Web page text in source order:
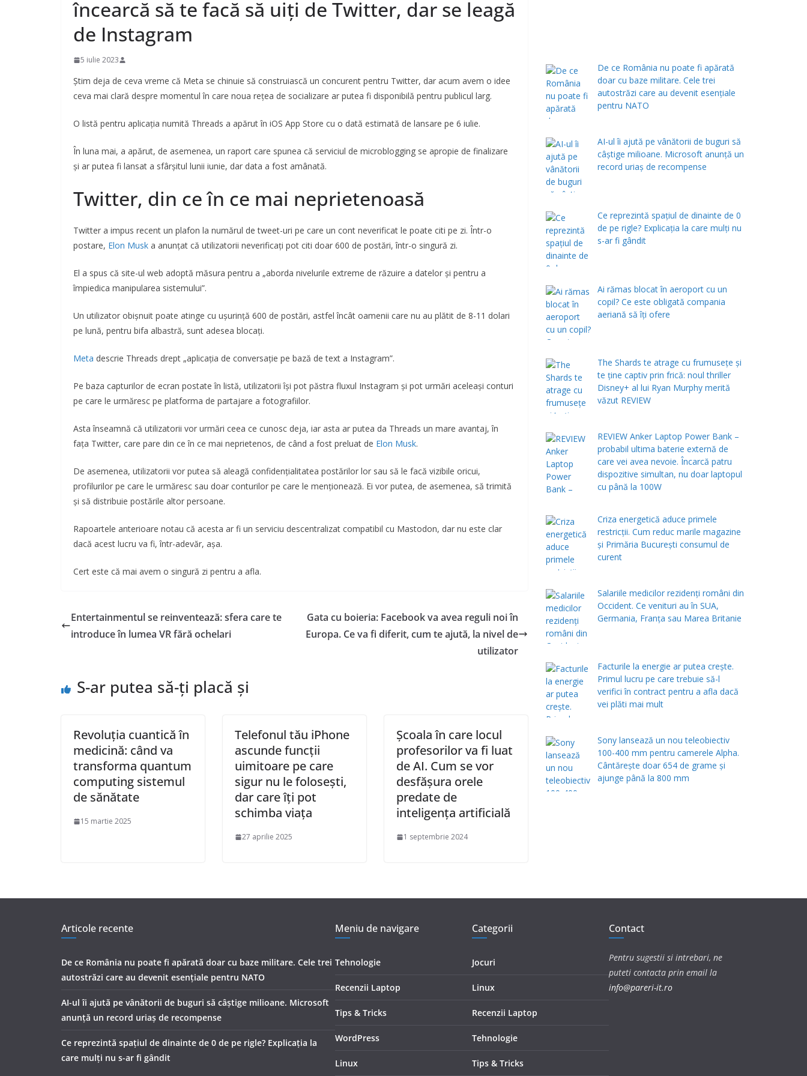
încearcă să te facă să uiți de Twitter, dar se leagă
de Instagram
5 iulie 2023
Știm deja de ceva vreme că Meta se chinuie să construiască un concurent pentru Twitter, dar acum avem o idee
ceva mai clară despre momentul în care noua rețea de socializare ar putea fi disponibilă pentru publicul larg.
O listă pentru aplicația numită Threads a apărut în iOS App Store cu o dată estimată de lansare pe 6 iulie.
În luna mai, a apărut, de asemenea, un raport care spunea că serviciul de microblogging se apropie de finalizare
și ar putea fi lansat a sfârșitul lunii iunie, dar data a fost amânată.
Twitter, din ce în ce mai neprietenoasă
Twitter a impus recent un plafon la numărul de tweet-uri pe care un cont neverificat le poate citi pe zi. Într-o
postare, Elon Musk a anunțat că utilizatorii neverificați pot citi doar 600 de postări, într-o singură zi.
El a spus că site-ul web adoptă măsura pentru a „aborda nivelurile extreme de răzuire a datelor și pentru a
împiedica manipularea sistemului”.
Un utilizator obișnuit poate atinge cu ușurință 600 de postări, astfel încât oamenii care nu au plătit de 8-11 dolari
pe lună, pentru bifa albastră, sunt adesea blocați.
Meta descrie Threads drept „aplicația de conversație pe bază de text a Instagram”.
Pe baza capturilor de ecran postate în listă, utilizatorii își pot păstra fluxul Instagram și pot urmări aceleași conturi
pe care le urmăresc pe platforma de partajare a fotografiilor.
Asta înseamnă că utilizatorii vor urmări ceea ce cunosc deja, iar asta ar putea da Threads un mare avantaj, în
fața Twitter, care pare din ce în ce mai neprietenos, de când a fost preluat de Elon Musk.
De asemenea, utilizatorii vor putea să aleagă confidențialitatea postărilor lor sau să le facă vizibile oricui,
profilurilor pe care le urmăresc sau doar conturilor pe care le menționează. Ei vor putea, de asemenea, să trimită
și să distribuie postările altor persoane.
Rapoartele anterioare notau că acesta ar fi un serviciu descentralizat compatibil cu Mastodon, dar nu este clar
dacă acest lucru va fi, într-adevăr, așa.
Cert este că mai avem o singură zi pentru a afla.
Entertainmentul se reinventează: sfera care te
introduce în lumea VR fără ochelari
Gata cu boieria: Facebook va avea reguli noi în
Europa. Ce va fi diferit, cum te ajută, la nivel de
utilizator
S-ar putea să-ți placă și
Revoluția cuantică în
medicină: când va
transforma quantum
computing sistemul
de sănătate
15 martie 2025
Telefonul tău iPhone
ascunde funcții
uimitoare pe care
sigur nu le folosești,
dar care îți pot
schimba viața
27 aprilie 2025
Școala în care locul
profesorilor va fi luat
de AI. Cum se vor
desfășura orele
predate de
inteligența artificială
1 septembrie 2024
De ce România nu poate fi apărată
doar cu baze militare. Cele trei
autostrăzi care au devenit esențiale
pentru NATO
AI-ul îi ajută pe vânătorii de buguri să
câștige milioane. Microsoft anunță un
record uriaș de recompense
Ce reprezintă spaţiul de dinainte de 0
de pe rigle? Explicaţia la care mulţi nu
s-ar fi gândit
Ai rămas blocat în aeroport cu un
copil? Ce este obligată compania
aeriană să îți ofere
The Shards te atrage cu frumusețe și
te ține captiv prin frică: noul thriller
Disney+ al lui Ryan Murphy merită
văzut REVIEW
REVIEW Anker Laptop Power Bank –
probabil ultima baterie externă de
care vei avea nevoie. Încarcă patru
dispozitive simultan, nu doar laptopul
cu până la 100W
Criza energetică aduce primele
restricții. Cum reduc marile magazine
și Primăria București consumul de
curent
Salariile medicilor rezidenți români din
Occident. Ce venituri au în SUA,
Germania, Franța sau Marea Britanie
Facturile la energie ar putea crește.
Primul lucru pe care trebuie să-l
verifici în contract pentru a afla dacă
vei plăti mai mult
Sony lansează un nou teleobiectiv
100-400 mm pentru camerele Alpha.
Cântărește doar 654 de grame și
ajunge până la 800 mm
Articole recente
De ce România nu poate fi apărată doar cu baze militare. Cele trei
autostrăzi care au devenit esențiale pentru NATO
AI-ul îi ajută pe vânătorii de buguri să câștige milioane. Microsoft
anunță un record uriaș de recompense
Ce reprezintă spaţiul de dinainte de 0 de pe rigle? Explicaţia la
care mulţi nu s-ar fi gândit
Meniu de navigare
Tehnologie
Recenzii Laptop
Tips & Tricks
WordPress
Linux
Categorii
Jocuri
Linux
Recenzii Laptop
Tehnologie
Tips & Tricks
Contact
Pentru sugestii si intrebari, ne
puteti contacta prin email la
info@pareri-it.ro